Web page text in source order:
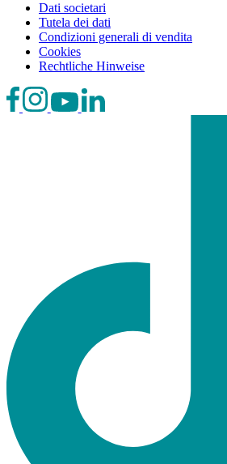
Dati societari
Tutela dei dati
Condizioni generali di vendita
Cookies
Rechtliche Hinweise